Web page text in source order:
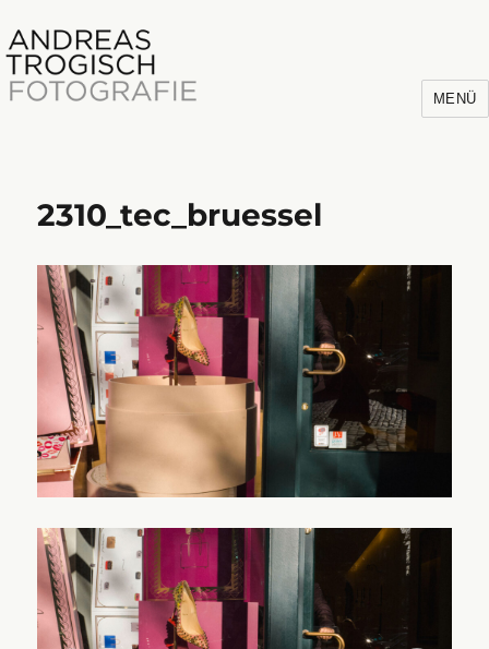
Andreas Trogisch
MENÜ
2310_tec_bruessel